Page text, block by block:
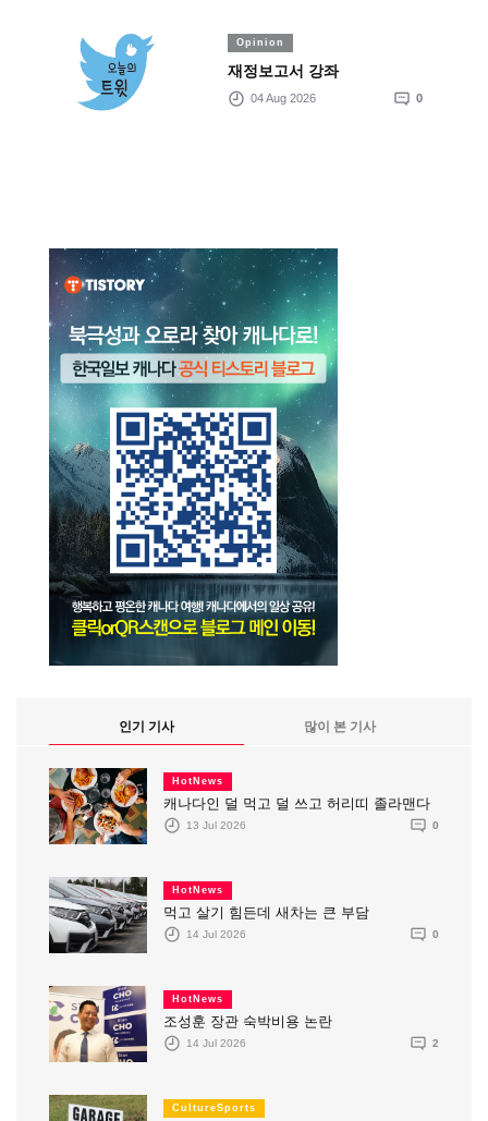
Opinion
재정보고서 강좌
04 Aug 2026 0
인기 기사 많이 본 기사
HotNews
캐나다인 덜 먹고 덜 쓰고 허리띠 졸라맨다
13 Jul 2026 0
HotNews
먹고 살기 힘든데 새차는 큰 부담
14 Jul 2026 0
HotNews
조성훈 장관 숙박비용 논란
14 Jul 2026 2
CultureSports